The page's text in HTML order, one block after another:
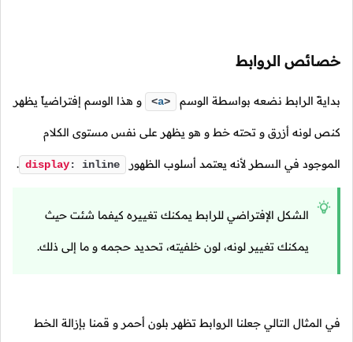
خصائص الروابط
بدايةً الرابط نضعه بواسطة الوسم <a> و هذا الوسم إفتراضياً يظهر
كنص لونه أزرق و تحته خط و هو يظهر على نفس مستوى الكلام
الموجود في السطر لأنه يعتمد أسلوب الظهور display: inline
.
الشكل الإفتراضي للرابط يمكنك تغييره كيفما شئت حيث
يمكنك تغيير لونه، لون خلفيته، تحديد حجمه و ما إلى ذلك.
في المثال التالي جعلنا الروابط تظهر بلون أحمر و قمنا بإزالة الخط